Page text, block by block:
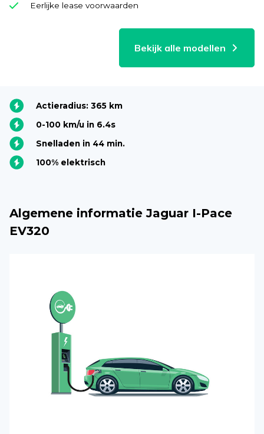
Bekijk alle modellen
Eerlijke lease voorwaarden
Actieradius: 365 km
0-100 km/u in 6.4s
Snelladen in 44 min.
100% elektrisch
Algemene informatie Jaguar I-Pace
EV320